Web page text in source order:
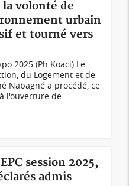
volonté de
urbain
et tourné vers
2025 (Ph Koaci) Le
du Logement et de
Nabagné a procédé, ce
l'ouverture de
session 2025,
admis